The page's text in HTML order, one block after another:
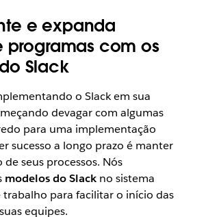
e expanda
programas com os
Slack
o Slack em sua
devagar com algumas
para uma implementação
sucesso a longo prazo é manter
seus processos. Nós
modelos do Slackno sistema
para facilitar o início das
equipes.